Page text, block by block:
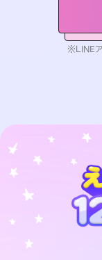
※LINE